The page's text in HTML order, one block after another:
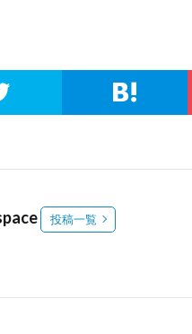
投稿一覧